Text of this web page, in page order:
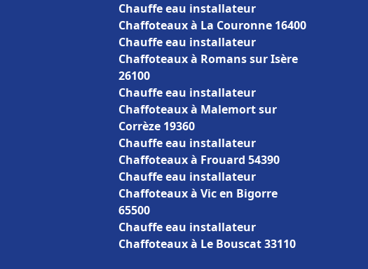
Chauffe eau installateur
Chaffoteaux à La Couronne 16400
Chauffe eau installateur
Chaffoteaux à Romans sur Isère
26100
Chauffe eau installateur
Chaffoteaux à Malemort sur
Corrèze 19360
Chauffe eau installateur
Chaffoteaux à Frouard 54390
Chauffe eau installateur
Chaffoteaux à Vic en Bigorre
65500
Chauffe eau installateur
Chaffoteaux à Le Bouscat 33110